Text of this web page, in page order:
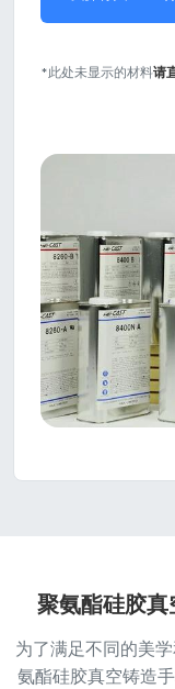
*此处未显示的材料请
聚氨酯硅胶
为了满足不同的美
氨酯硅胶真空铸造